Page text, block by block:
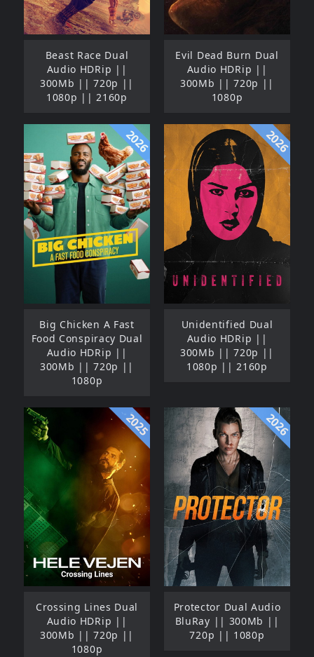
Beast Race Dual
Audio HDRip ||
300Mb || 720p ||
1080p || 2160p
Evil Dead Burn Dual
Audio HDRip ||
300Mb || 720p ||
1080p
2026
Big Chicken A Fast
Food Conspiracy Dual
Audio HDRip ||
300Mb || 720p ||
1080p
2026
Unidentified Dual
Audio HDRip ||
300Mb || 720p ||
1080p || 2160p
2025
Crossing Lines Dual
Audio HDRip ||
300Mb || 720p ||
1080p
2026
Protector Dual Audio
BluRay || 300Mb ||
720p || 1080p